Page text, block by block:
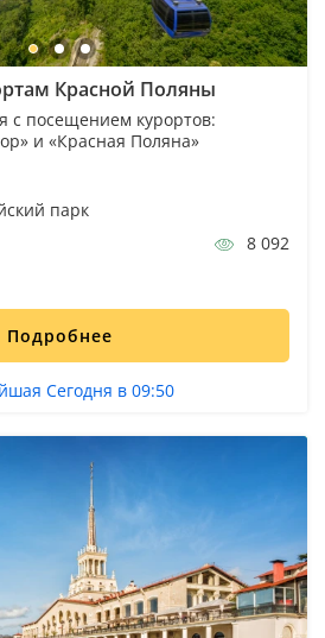
Красной Поляны
с посещением курортов:
и «Красная Поляна»
парк
8 092
Подробнее
Сегодня в 09:50